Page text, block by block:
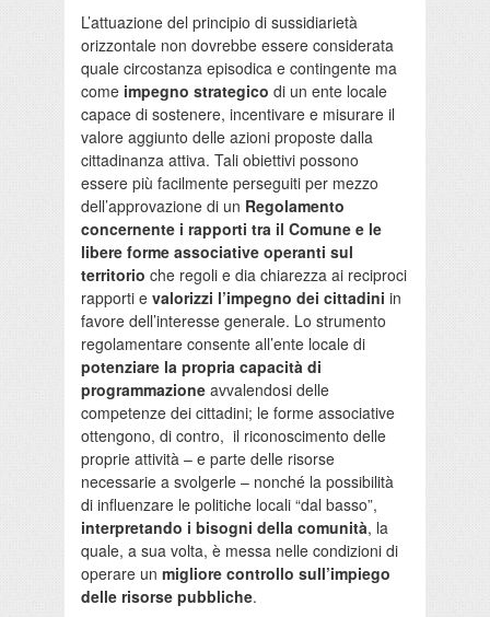
L’attuazione del principio di sussidiarietà
orizzontale non dovrebbe essere considerata
quale circostanza episodica e contingente ma
come impegno strategico di un ente locale
capace di sostenere, incentivare e misurare il
valore aggiunto delle azioni proposte dalla
cittadinanza attiva. Tali obiettivi possono
essere più facilmente perseguiti per mezzo
dell’approvazione di un Regolamento
concernente i rapporti tra il Comune e le
libere forme associative operanti sul
territorio che regoli e dia chiarezza ai reciproci
rapporti e valorizzi l’impegno dei cittadini in
favore dell’interesse generale. Lo strumento
regolamentare consente all’ente locale di
potenziare la propria capacità di
programmazione avvalendosi delle
competenze dei cittadini; le forme associative
ottengono, di contro, il riconoscimento delle
proprie attività – e parte delle risorse
necessarie a svolgerle – nonché la possibilità
di influenzare le politiche locali “dal basso”,
interpretando i bisogni della comunità, la
quale, a sua volta, è messa nelle condizioni di
operare un migliore controllo sull’impiego
delle risorse pubbliche.